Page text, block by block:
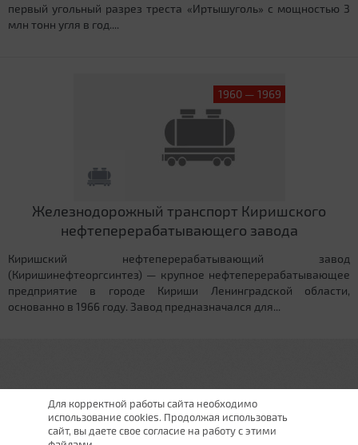
первый угольный разрез треста «Иртышуголь» с мощностью 3
млн тонн угля в год....
1960 — 1969
Железнодорожный транспорт Киришского
нефтеперерабатывающего завода
Киришский нефтеперерабатывающий завод
(Киришинефтеоргсинтез) — крупное нефтеперерабатывающее
предприятие в городе Кириши Ленинградской области,
основанно в 1966 году. Завод предназначался для...
Для корректной работы сайта необходимо
использование cookies. Продолжая использовать
сайт, вы даете свое согласие на работу с этими